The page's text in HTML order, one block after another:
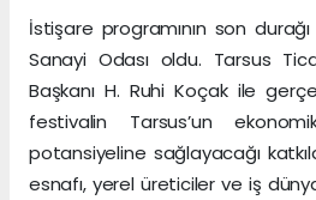
İstişare programının son
Sanayi Odası oldu. Tarsus
Başkanı H. Ruhi Koçak ile
festivalin Tarsus’un
potansiyeline sağlayacağı
esnafı, yerel üreticiler ve iş